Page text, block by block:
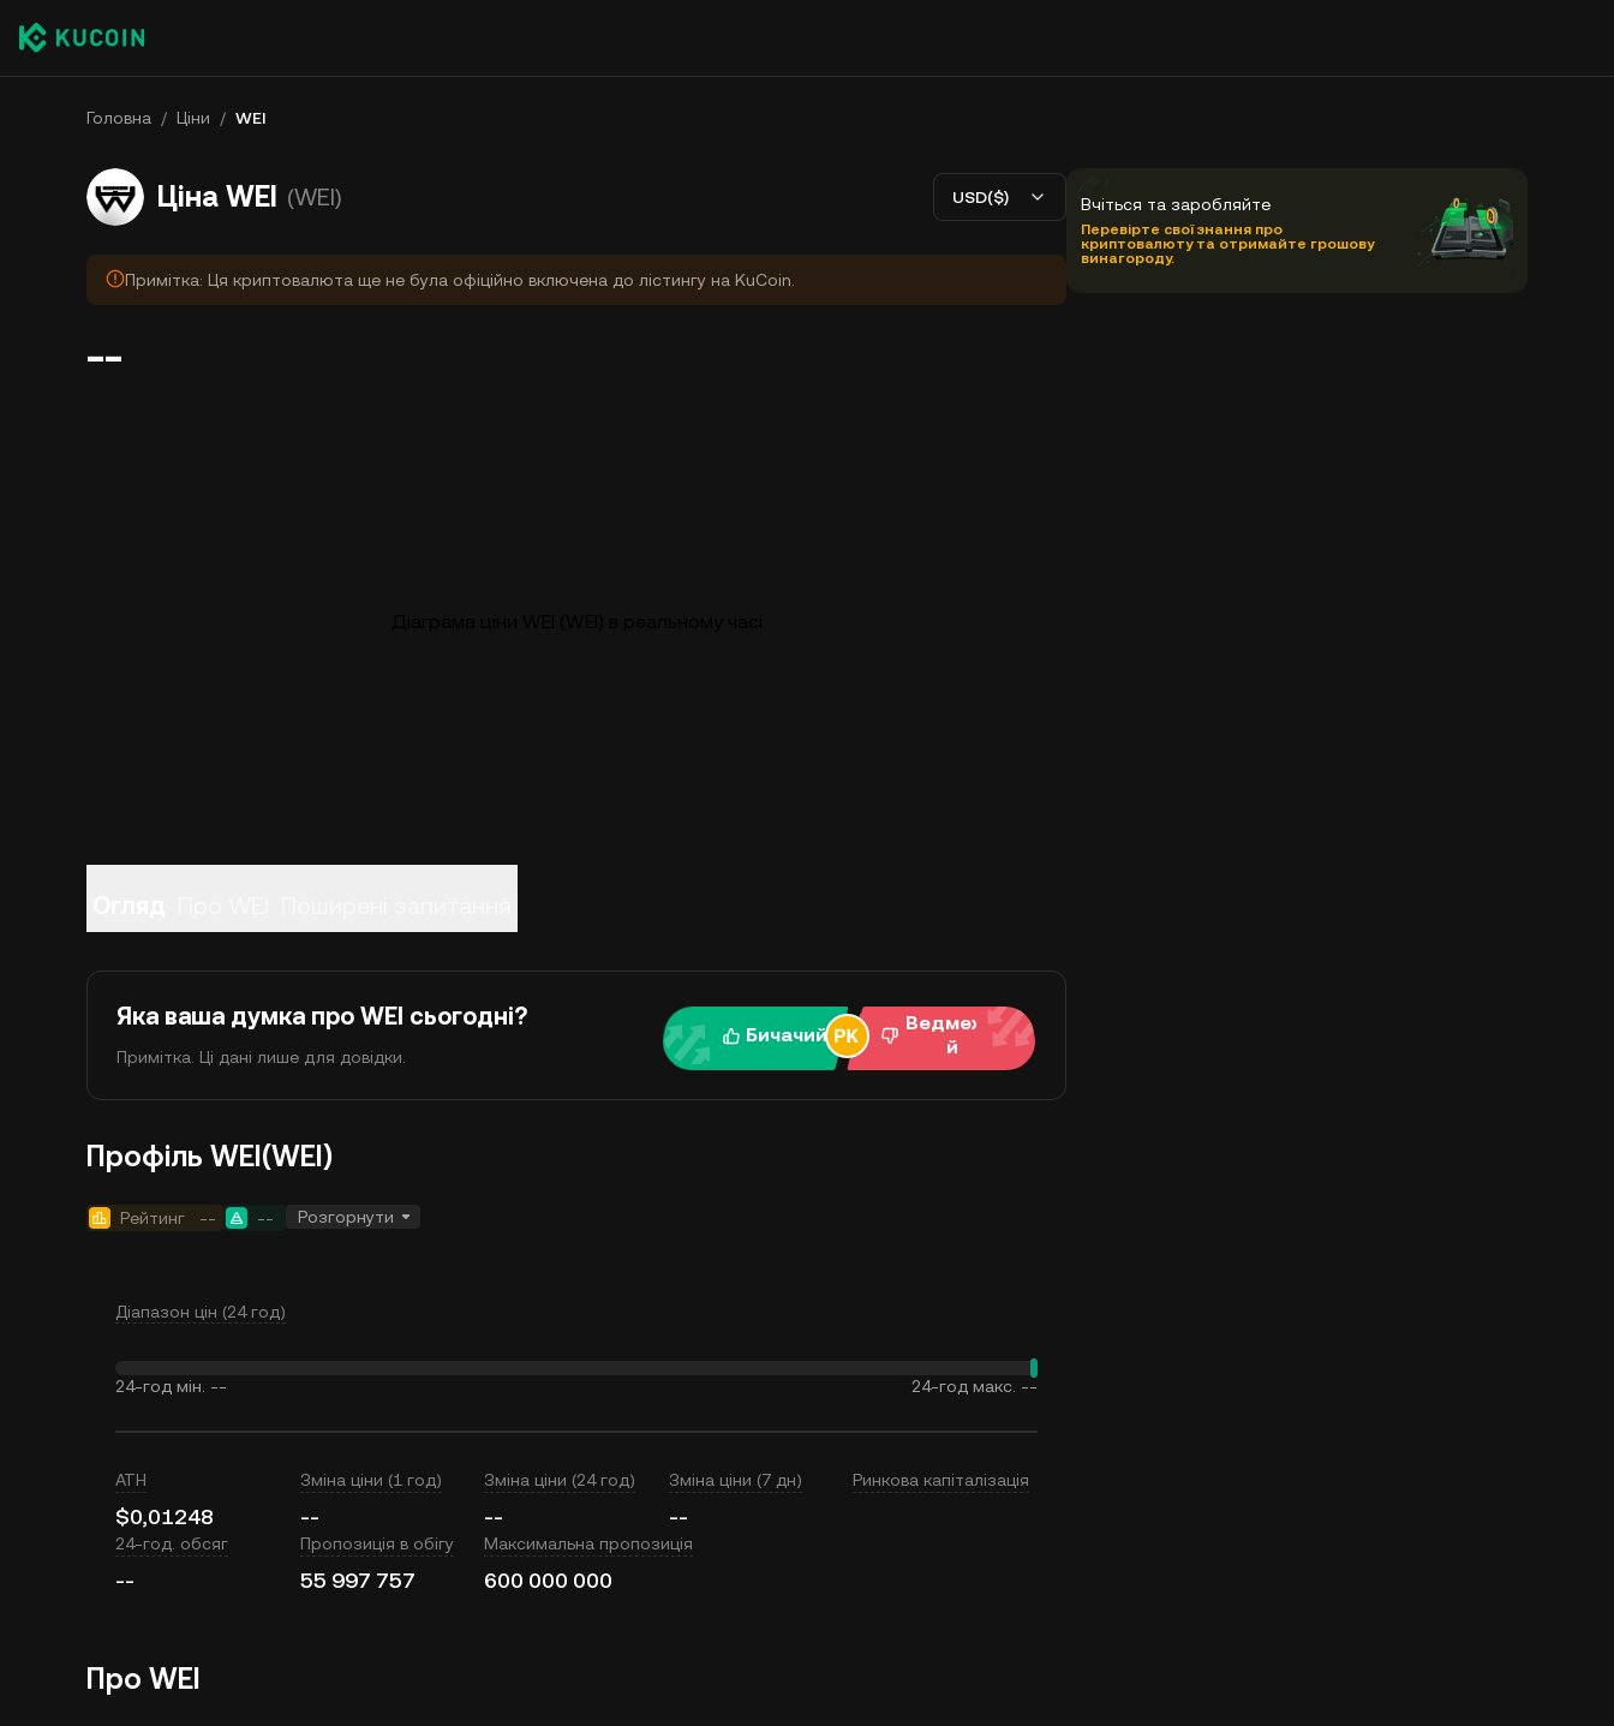
Головна / Ціни / WEI
Ціна WEI (WEI) USD($)
Примітка: Ця криптовалюта ще не була офіційно включена до лістингу на KuCoin.
--
Яка ваша думка про WEI сьогодні?
Примітка. Ці дані лише для довідки.
Бичачий
Ведмежи
й
Профіль WEI(WEI)
Рейтинг -- -- Розгорнути
Діапазон цін (24 год)
24-год мін. -- 24-год макс. --
ATH
$0,01248
Зміна ціни (1 год)
--
Зміна ціни (24 год)
--
Зміна ціни (7 дн)
--
Ринкова капіталізація
24-год. обсяг
--
Пропозиція в обігу
55 997 757
Максимальна пропозиція
600 000 000
Про WEI
Вчіться та заробляйте
Перевірте свої знання про
криптовалюту та отримайте грошову
винагороду.